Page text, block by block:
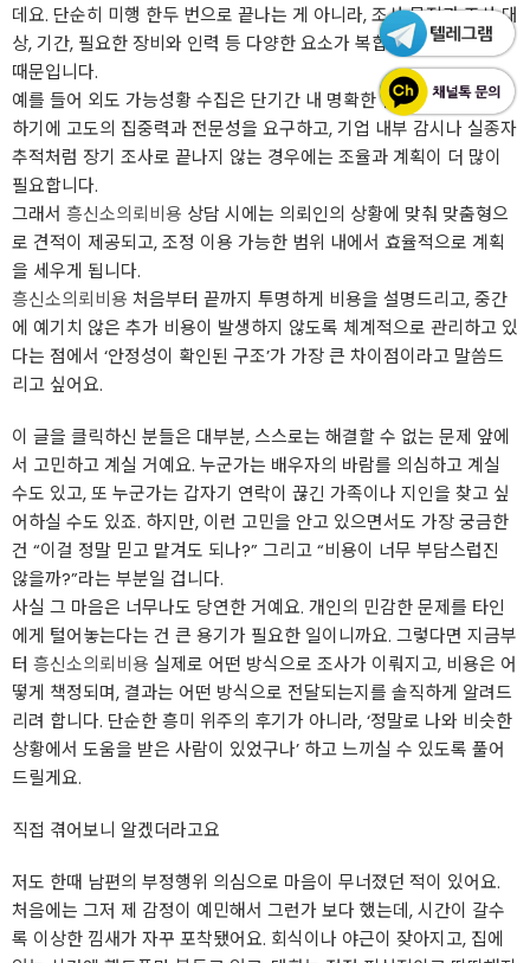
데요. 단순히 미행 한두 번으로 끝나는 게 아니라, 조사 목적과 조사 대
상, 기간, 필요한 장비와 인력 등 다양한 요소가 복합적으로 반영되기
때문입니다.
예를 들어 외도 가능성황 수집은 단기간 내 명확한 결과를 도출해야
하기에 고도의 집중력과 전문성을 요구하고, 기업 내부 감시나 실종자
추적처럼 장기 조사로 끝나지 않는 경우에는 조율과 계획이 더 많이
필요합니다.
그래서 흥신소의뢰비용 상담 시에는 의뢰인의 상황에 맞춰 맞춤형으
로 견적이 제공되고, 조정 이용 가능한 범위 내에서 효율적으로 계획
을 세우게 됩니다.
흥신소의뢰비용 처음부터 끝까지 투명하게 비용을 설명드리고, 중간
에 예기치 않은 추가 비용이 발생하지 않도록 체계적으로 관리하고 있
다는 점에서 ‘안정성이 확인된 구조’가 가장 큰 차이점이라고 말씀드
리고 싶어요.
이 글을 클릭하신 분들은 대부분, 스스로는 해결할 수 없는 문제 앞에
서 고민하고 계실 거예요. 누군가는 배우자의 바람를 의심하고 계실
수도 있고, 또 누군가는 갑자기 연락이 끊긴 가족이나 지인을 찾고 싶
어하실 수도 있죠. 하지만, 이런 고민을 안고 있으면서도 가장 궁금한
건 “이걸 정말 믿고 맡겨도 되나?” 그리고 “비용이 너무 부담스럽진
않을까?”라는 부분일 겁니다.
사실 그 마음은 너무나도 당연한 거예요. 개인의 민감한 문제를 타인
에게 털어놓는다는 건 큰 용기가 필요한 일이니까요. 그렇다면 지금부
터 흥신소의뢰비용 실제로 어떤 방식으로 조사가 이뤄지고, 비용은 어
떻게 책정되며, 결과는 어떤 방식으로 전달되는지를 솔직하게 알려드
리려 합니다. 단순한 흥미 위주의 후기가 아니라, ‘정말로 나와 비슷한
상황에서 도움을 받은 사람이 있었구나’ 하고 느끼실 수 있도록 풀어
드릴게요.
직접 겪어보니 알겠더라고요
저도 한때 남편의 부정행위 의심으로 마음이 무너졌던 적이 있어요.
처음에는 그저 제 감정이 예민해서 그런가 보다 했는데, 시간이 갈수
록 이상한 낌새가 자꾸 포착됐어요. 회식이나 야근이 잦아지고, 집에